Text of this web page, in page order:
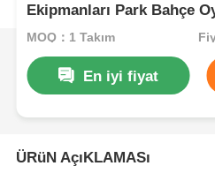
Ekipmanları Park Bahçe
Çocuklar için dayanıklı
MOQ：1 Takım
En iyi fiyat
ÜRüN AçıKLAMASı